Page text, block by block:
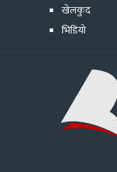
खेलकुद
भिडियो